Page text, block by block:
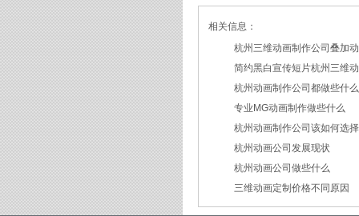
相关信息：
杭州三维动画制作公司叠加
2026/07/27
简约黑白宣传短片杭州三维
2026/07/23
杭州动画制作公司都做些什
2026/03/18
专业MG动画制作做些什么
2026/03/16
杭州动画制作公司该如何选择
2026/03/05
杭州动画公司发展现状
2026/03/03
杭州动画公司做些什么
2026/02/28
三维动画定制价格不同原因
2026/02/02